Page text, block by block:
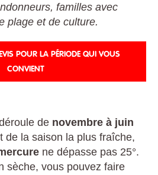
familles avec
plage et de culture.
POUR LA PÉRIODE QUI VOUS
CONVIENT
de novembre à juin
de la saison la plus fraîche,
ne dépasse pas 25°.
sèche, vous pouvez faire